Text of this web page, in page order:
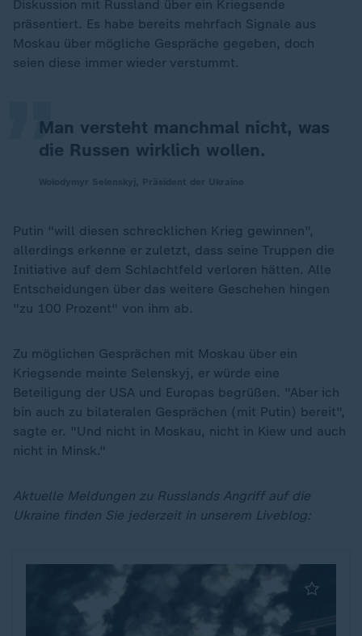
Diskussion mit Russland über ein Kriegsende
präsentiert. Es habe bereits mehrfach Signale aus
Moskau über mögliche Gespräche gegeben, doch
seien diese immer wieder verstummt.
Man versteht manchmal nicht, was
die Russen wirklich wollen.
„
Putin "will diesen schrecklichen Krieg gewinnen",
allerdings erkenne er zuletzt, dass seine Truppen die
Initiative auf dem Schlachtfeld verloren hätten. Alle
Entscheidungen über das weitere Geschehen hingen
"zu 100 Prozent" von ihm ab.
Zu möglichen Gesprächen mit Moskau über ein
Kriegsende meinte Selenskyj, er würde eine
Beteiligung der USA und Europas begrüßen. "Aber ich
bin auch zu bilateralen Gesprächen (mit Putin) bereit",
sagte er. "Und nicht in Moskau, nicht in Kiew und auch
nicht in Minsk."
Aktuelle Meldungen zu Russlands Angriff auf die
Ukraine finden Sie jederzeit in unserem Liveblog: